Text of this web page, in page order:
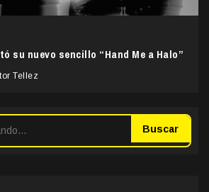
su nuevo sencillo “Hand Me a Halo”
Tellez
Buscar